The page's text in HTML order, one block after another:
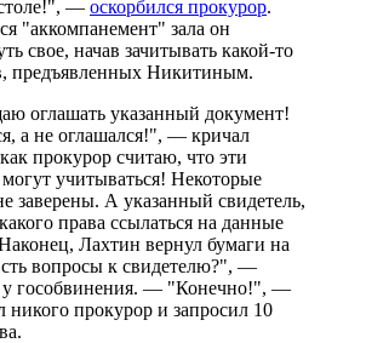
— оскорбился прокурор.
"аккомпанемент" зала он
свое, начав зачитывать какой-то
предъявленных Никитиным.
оглашать указанный документ!
а не оглашался!", — кричал
прокурор считаю, что эти
учитываться! Некоторые
заверены. А указанный свидетель,
права ссылаться на данные
Лахтин вернул бумаги на
вопросы к свидетелю?", —
у гособвинения. — "Конечно!", —
никого прокурор и запросил 10